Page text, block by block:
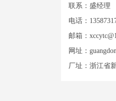
联系：盛经理
电话：
邮箱：
网址：
厂址：浙江省